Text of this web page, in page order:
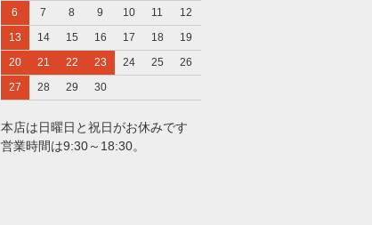
6
7 8 9 10 11
12
13
14 15 16 17 18
19
20
21 22 23 24 25
26
27
28 29 30
本店は日曜日と祝日がお休みです
営業時間は9:30～18:30。